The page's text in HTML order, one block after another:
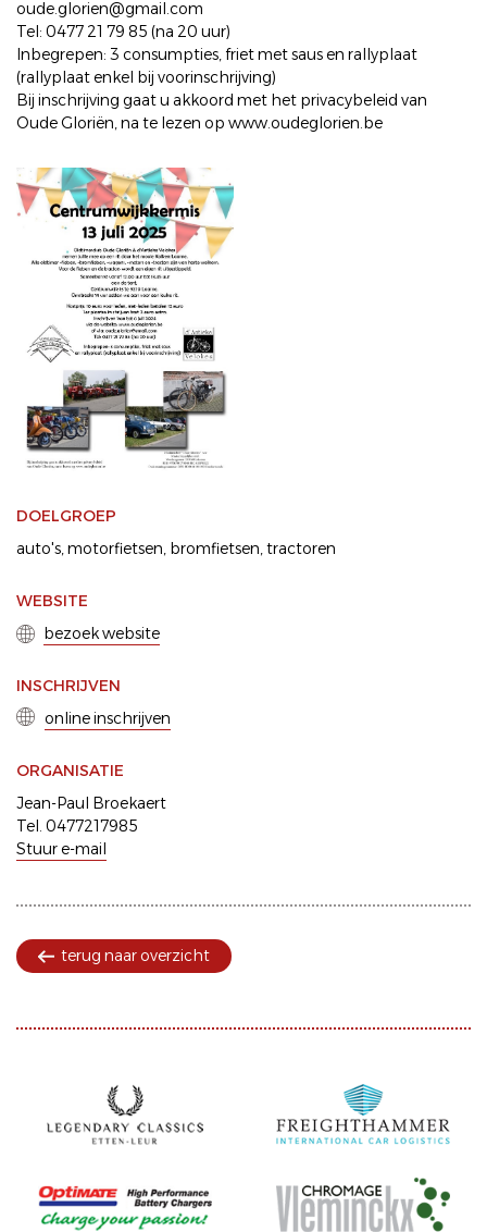
oude.glorien@gmail.com
Tel: 0477 21 79 85 (na 20 uur)
Inbegrepen: 3 consumpties, friet met saus en rallyplaat
(rallyplaat enkel bij voorinschrijving)
Bij inschrijving gaat u akkoord met het privacybeleid van
Oude Gloriën, na te lezen op www.oudeglorien.be
DOELGROEP
auto's motorfietsen bromfietsen tractoren
WEBSITE
bezoek website
INSCHRIJVEN
online inschrijven
ORGANISATIE
Jean-Paul Broekaert
Tel. 0477217985
Stuur e-mail
terug naar overzicht